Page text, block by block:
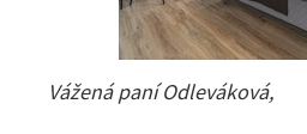
Vážená paní Odleváková,